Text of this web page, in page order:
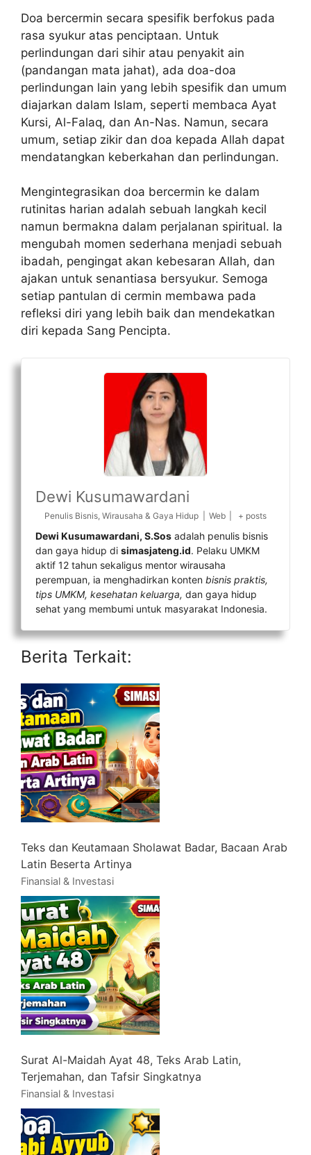
Doa bercermin secara spesifik berfokus pada
rasa syukur atas penciptaan. Untuk
perlindungan dari sihir atau penyakit ain
(pandangan mata jahat), ada doa-doa
perlindungan lain yang lebih spesifik dan umum
diajarkan dalam Islam, seperti membaca Ayat
Kursi, Al-Falaq, dan An-Nas. Namun, secara
umum, setiap zikir dan doa kepada Allah dapat
mendatangkan keberkahan dan perlindungan.
Mengintegrasikan doa bercermin ke dalam
rutinitas harian adalah sebuah langkah kecil
namun bermakna dalam perjalanan spiritual. Ia
mengubah momen sederhana menjadi sebuah
ibadah, pengingat akan kebesaran Allah, dan
ajakan untuk senantiasa bersyukur. Semoga
setiap pantulan di cermin membawa pada
refleksi diri yang lebih baik dan mendekatkan
diri kepada Sang Pencipta.
Dewi Kusumawardani
Penulis Bisnis, Wirausaha & Gaya Hidup Web + posts
Dewi Kusumawardani, S.Sos adalah penulis bisnis
dan gaya hidup di simasjateng.id. Pelaku UMKM
aktif 12 tahun sekaligus mentor wirausaha
perempuan, ia menghadirkan konten bisnis praktis,
tips UMKM, kesehatan keluarga, dan gaya hidup
sehat yang membumi untuk masyarakat Indonesia.
Berita Terkait:
Teks dan Keutamaan Sholawat Badar, Bacaan Arab
Latin Beserta Artinya
Finansial & Investasi
Surat Al-Maidah Ayat 48, Teks Arab Latin,
Terjemahan, dan Tafsir Singkatnya
Finansial & Investasi